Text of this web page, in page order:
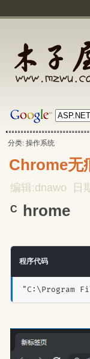
分类: 操作系统
Chrome无
编辑:dnawo 日
C hrome
程序代码
"C:\Program